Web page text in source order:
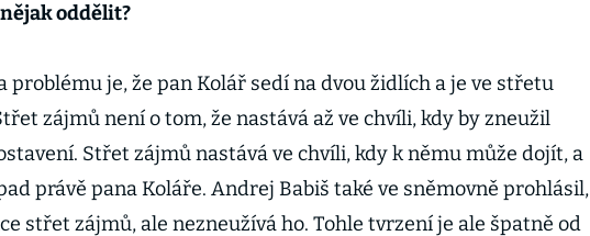
oddělit?
problému je, že pan Kolář sedí na dvou židlích a je ve střetu
zájmů není o tom, že nastává až ve chvíli, kdy by zneužil
Střet zájmů nastává ve chvíli, kdy k němu může dojít, a
právě pana Koláře. Andrej Babiš také ve sněmovně prohlásil,
střet zájmů, ale nezneužívá ho. Tohle tvrzení je ale špatně od